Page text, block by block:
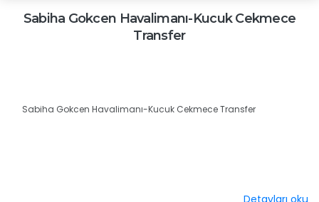
Sabiha Gokcen Havalimanı-Kucuk Cekmece
Transfer
Sabiha Gokcen Havalimanı-Kucuk Cekmece Transfer
Detayları oku